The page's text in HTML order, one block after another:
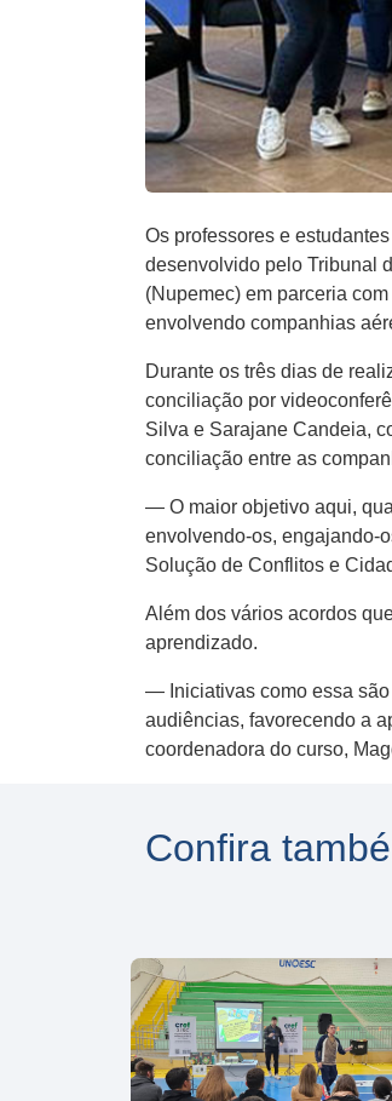
Os professores e
desenvolvido pelo Tribunal
(Nupemec) em parceria
envolvendo companhias
Durante os três dias de
conciliação por
Silva e Sarajane Candeia,
conciliação entre as
— O maior objetivo aqui,
envolvendo-os, engajando-
Solução de Conflitos e
Além dos vários acordos
aprendizado.
— Iniciativas como essa são
audiências, favorecendo a
coordenadora do curso,
Confira